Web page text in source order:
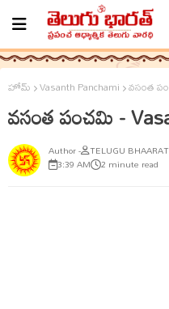
హోమ్ Vasanth Panchami వసంత
వసంత పంచమి -
TELUGU
3:39 AM 2 minute read